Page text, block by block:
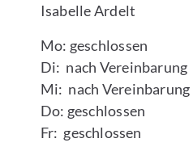
Isabelle Ardelt
Mo: geschlossen
Di: nach Vereinbarung
Mi: nach Vereinbarung
Do: geschlossen
Fr: geschlossen